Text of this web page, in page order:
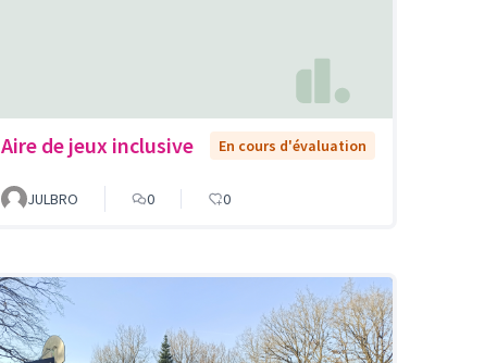
Aire de jeux inclusive En cours d'évaluation
JULBRO 0 0